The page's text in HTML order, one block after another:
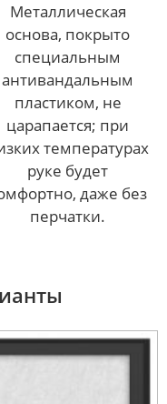
Металлическая
основа, покрыто
специальным
антивандальным
пластиком, не
царапается; при
температурах
руке будет
даже без
перчатки.